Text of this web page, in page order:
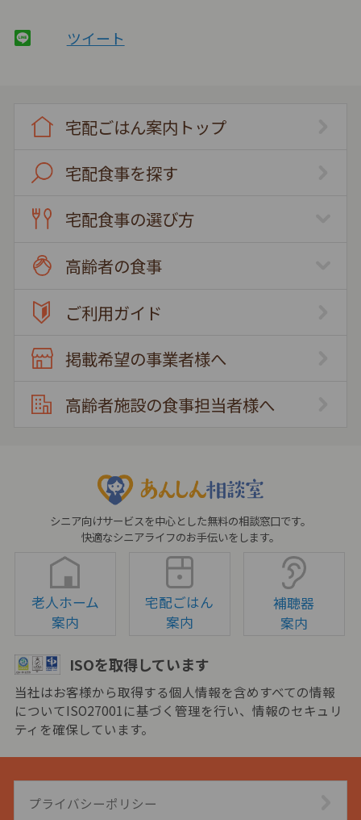
ツイート
宅配ごはん案内トップ
宅配食事を探す
宅配食事の選び方
高齢者の食事
ご利用ガイド
掲載希望の事業者様へ
高齢者施設の食事担当者様へ
シニア向けサービスを中心とした無料の相談窓口です。
快適なシニアライフのお手伝いをします。
老人ホーム
案内
宅配ごはん
案内
補聴器
案内
ISOを取得しています
当社はお客様から取得する個人情報を含めすべての情報
についてISO27001に基づく管理を行い、情報のセキュリ
ティを確保しています。
プライバシーポリシー